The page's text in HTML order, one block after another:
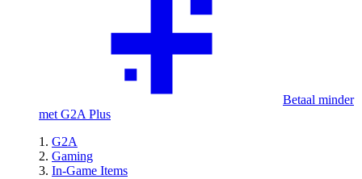
Betaal minder
met G2A Plus
G2A
Gaming
In-Game Items